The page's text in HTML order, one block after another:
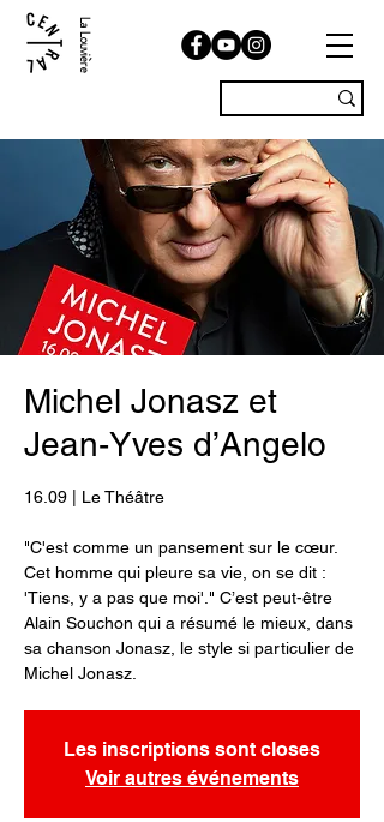
La Louvière
Michel Jonasz et
Jean-Yves d’Angelo
16.09 | Le Théâtre
"C'est comme un pansement sur le cœur.
Cet homme qui pleure sa vie, on se dit :
'Tiens, y a pas que moi'." C’est peut-être
Alain Souchon qui a résumé le mieux, dans
sa chanson Jonasz, le style si particulier de
Michel Jonasz.
Les inscriptions sont closes
Voir autres événements